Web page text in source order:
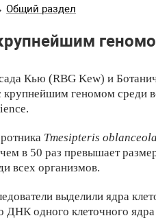
Общий раздел
Кью (RBG Kew) и
крупнейшим геномом среди
Tmesipteris
в 50 раз превышает
всех организмов.
выделили ядра
одного клеточного